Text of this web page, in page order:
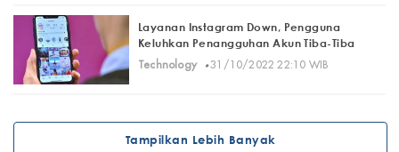
Layanan Instagram Down, Pengguna
Keluhkan Penangguhan Akun Tiba-Tiba
Technology
· 31/10/2022 22:10 WIB
Tampilkan Lebih Banyak